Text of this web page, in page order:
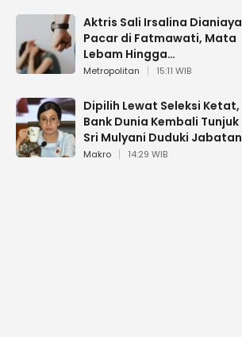
Aktris Sali Irsalina Dianiaya
Pacar di Fatmawati, Mata
Lebam Hingga
Diselamatkan Polantas
Metropolitan 15:11 WIB
Dipilih Lewat Seleksi Ketat,
Bank Dunia Kembali Tunjuk
Sri Mulyani Duduki Jabatan
Strategis
Makro 14:29 WIB